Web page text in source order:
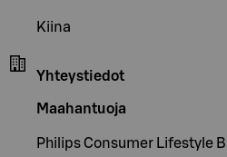
Kiina
Yhteystiedot
Maahantuoja
Philips Consumer Lifestyle